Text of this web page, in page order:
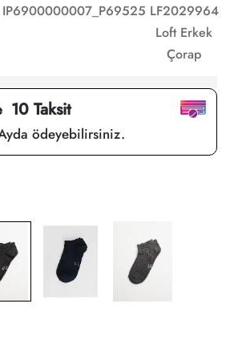
IP6900000007_P69525 LF2029964
Loft Erkek
Çorap
10 Taksit
ödeyebilirsiniz.